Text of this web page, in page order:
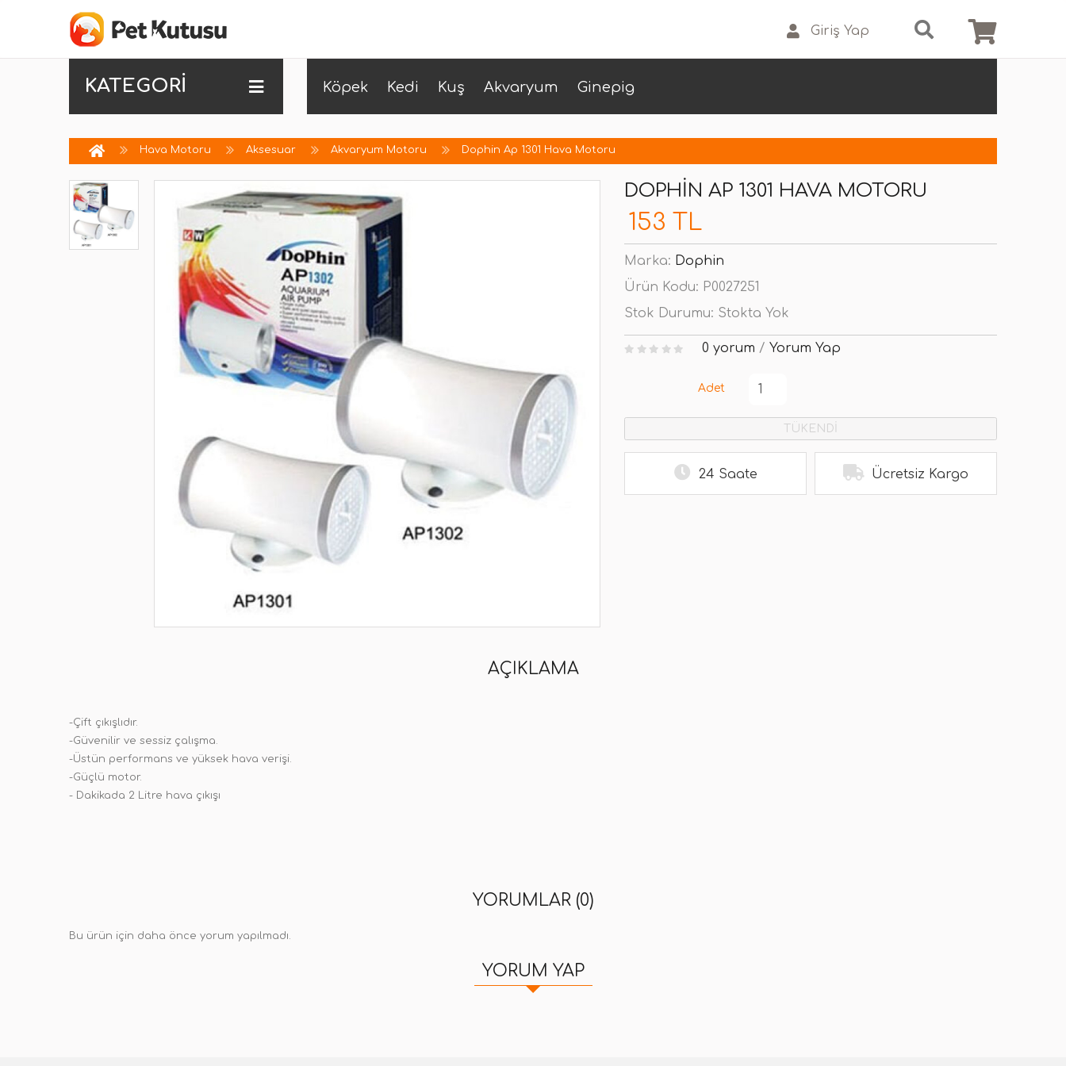
Giriş Yap
KATEGORİ Köpek Kedi Kuş Akvaryum Ginepig
Hava Motoru Aksesuar Akvaryum Motoru Dophin Ap 1301 Hava Motoru
DOPHIN AP 1301 HAVA MOTORU
153 TL
Marka: Dophin
Ürün Kodu: P0027251
Stok Durumu: Stokta Yok
0 yorum / Yorum Yap
Adet
TÜKENDİ
24 Saate Ücretsiz Kargo
AÇIKLAMA
-Çift çıkışlıdır.
-Güvenilir ve sessiz çalışma.
-Üstün performans ve yüksek hava verişi.
-Güçlü motor.
- Dakikada 2 Litre hava çıkışı
YORUMLAR (0)
Bu ürün için daha önce yorum yapılmadı.
YORUM YAP